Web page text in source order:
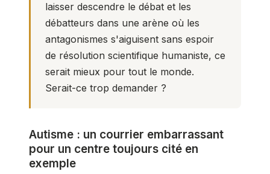
laisser descendre le débat et les
débatteurs dans une arène où les
antagonismes s'aiguisent sans espoir
de résolution scientifique humaniste, ce
serait mieux pour tout le monde.
Serait-ce trop demander ?
Autisme : un courrier embarrassant
pour un centre toujours cité en
exemple